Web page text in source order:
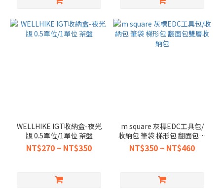
WELLHIKE IGT收納盒-夜光
版 0.5單位/1單位 茶盤
NT$270 ~ NT$350
m square 灰標EDC工具包/
收納包 筆袋 梯形包 翻面包雙
層收納包
NT$350 ~ NT$460